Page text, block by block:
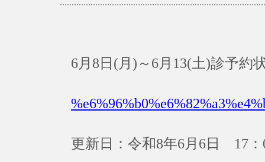
6月8日(月)～6月13(土)診予約
更新日：令和8年6月6日 17：